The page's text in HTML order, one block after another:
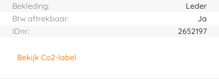
Bekleding:
Leder
Btw aftrekbaar:
Ja
IDnr.:
2652197
Bekijk Co2-label